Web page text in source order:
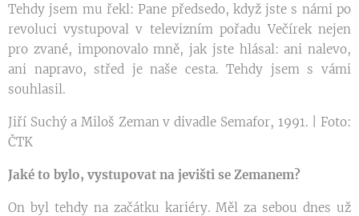
Tehdy jsem mu řekl: Pane předsedo, když jste s námi po
revoluci vystupoval v televizním pořadu Večírek nejen
pro zvané, imponovalo mně, jak jste hlásal: ani nalevo,
ani napravo, střed je naše cesta. Tehdy jsem s vámi
souhlasil.
Jiří Suchý a Miloš Zeman v divadle Semafor, 1991. | Foto:
ČTK
Jaké to bylo, vystupovat na jevišti se Zemanem?
On byl tehdy na začátku kariéry. Měl za sebou dnes už